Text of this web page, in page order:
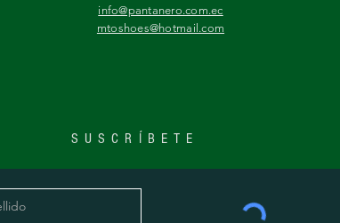
info@pantanero.com.ec
mtoshoes@hotmail.com
SUSCRÍBETE